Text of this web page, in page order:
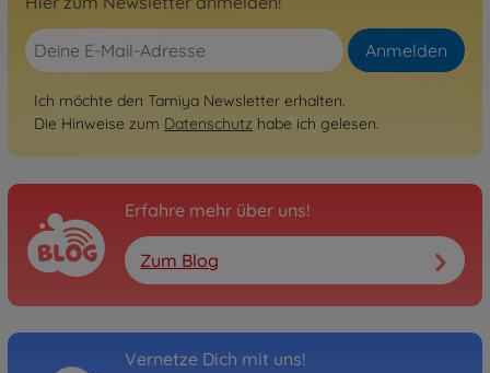
Anmelden
Ich möchte den Tamiya Newsletter erhalten.
Die Hinweise zum Datenschutz habe ich gelesen.
Erfahre mehr über uns!
Zum Blog
Vernetze Dich mit uns!